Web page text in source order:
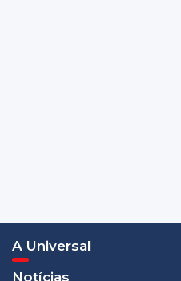
A Universal
Notícias